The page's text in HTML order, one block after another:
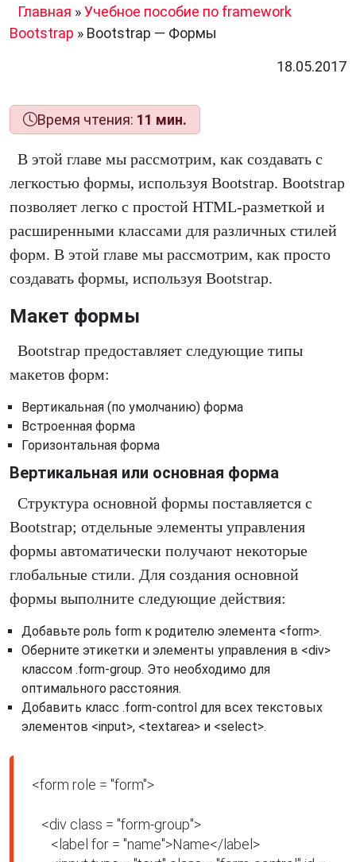
Главная »Учебное пособие по framework
Bootstrap » Bootstrap — Формы
18.05.2017
Время чтения: 11 мин.
В этой главе мы рассмотрим, как создавать с
легкостью формы, используя Bootstrap. Bootstrap
позволяет легко с простой HTML-разметкой и
расширенными классами для различных стилей
форм. В этой главе мы рассмотрим, как просто
создавать формы, используя Bootstrap.
Макет формы
Bootstrap предоставляет следующие типы
макетов форм:
Вертикальная (по умолчанию) форма
Встроенная форма
Горизонтальная форма
Вертикальная или основная форма
Структура основной формы поставляется с
Bootstrap; отдельные элементы управления
формы автоматически получают некоторые
глобальные стили. Для создания основной
формы выполните следующие действия:
Добавьте роль form к родителю элемента <form>.
Оберните этикетки и элементы управления в <div>
классом .form-group. Это необходимо для
оптимального расстояния.
Добавить класс .form-control для всех текстовых
элементов <input>, <textarea> и <select>.
<form role = "form">